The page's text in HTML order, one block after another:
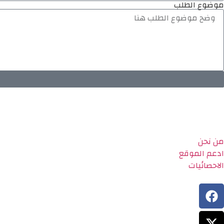
موضوع الطلب
من نحن
ادعم الموقع
الاحصائيات